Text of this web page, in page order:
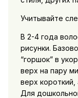
Учитывайте
В 2-4 года
рисунки.
“горшок” в
верх на пару
верх короткий,
Для